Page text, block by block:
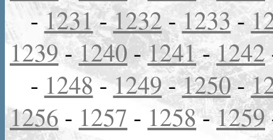
-1231-1232 - 1233-
1239 -1240-1241-1242
- 1248-1249-1250-
1256 - 1257 - 1258-1259